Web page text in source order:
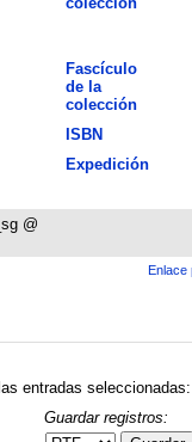
Fascículo
de la
colección
ISBN
Expedición
@
Enlace
entradas seleccionadas:
Guardar registros: